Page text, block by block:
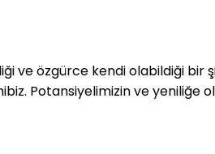
ve özgürce kendi olabildiği
Potansiyelimizin ve yeniliğe